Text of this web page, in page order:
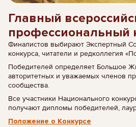
Главный
профессиональный
Финалистов выбирают Экспертный
конкурса, читатели и редколлегия
Победителей определяет Большое
авторитетных и уважаемых членов
сообщества.
Все участники Национального
получают дипломы победителей,
Положение о Конкурсе